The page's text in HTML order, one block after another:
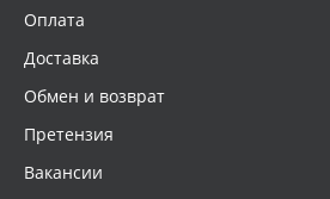
Оплата
Доставка
Обмен и возврат
Претензия
Вакансии